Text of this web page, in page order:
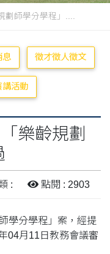
劃師學分學程」....
息 徵才徵人徵文
講活動
樂齡規劃
: 點閱 : 2903
學分學程」案，經提
04月11日教務會議審